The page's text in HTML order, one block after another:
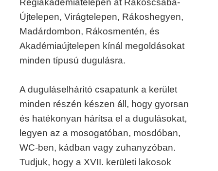
Régiakadémiatelepen át Rákoscsaba-
Újtelepen, Virágtelepen, Rákoshegyen,
Madárdombon, Rákosmentén, és
Akadémiaújtelepen kínál megoldásokat
minden típusú dugulásra.
A duguláselhárító csapatunk a kerület
minden részén készen áll, hogy gyorsan
és hatékonyan hárítsa el a dugulásokat,
legyen az a mosogatóban, mosdóban,
WC-ben, kádban vagy zuhanyzóban.
Tudjuk, hogy a XVII. kerületi lakosok